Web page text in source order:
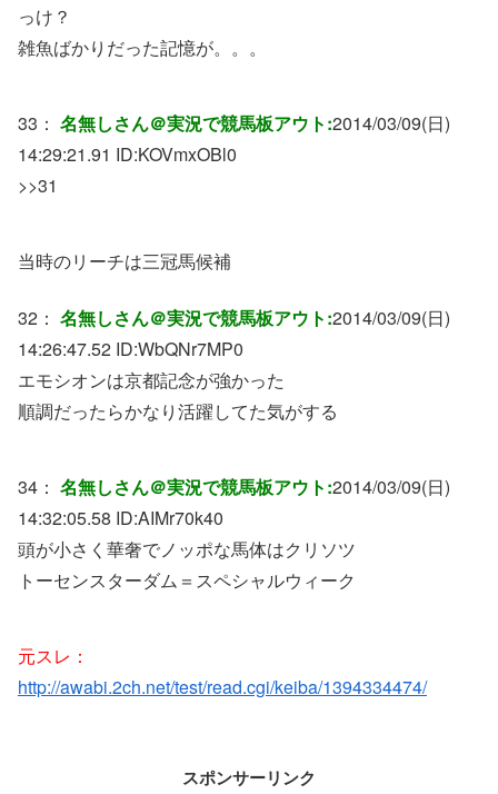
っけ？
雑魚ばかりだった記憶が。。。
33： 名無しさん＠実況で競馬板アウト:2014/03/09(日)
14:29:21.91 ID:KOVmxOBl0
>>31
当時のリーチは三冠馬候補
32： 名無しさん＠実況で競馬板アウト:2014/03/09(日)
14:26:47.52 ID:WbQNr7MP0
エモシオンは京都記念が強かった
順調だったらかなり活躍してた気がする
34： 名無しさん＠実況で競馬板アウト:2014/03/09(日)
14:32:05.58 ID:AIMr70k40
頭が小さく華奢でノッポな馬体はクリソツ
トーセンスターダム＝スペシャルウィーク
元スレ：
http://awabi.2ch.net/test/read.cgi/keiba/1394334474/
スポンサーリンク